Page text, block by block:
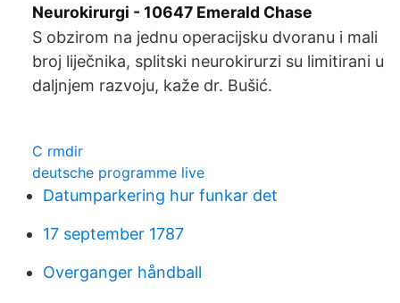
Neurokirurgi - 10647 Emerald Chase
S obzirom na jednu operacijsku dvoranu i mali
broj liječnika, splitski neurokirurzi su limitirani u
daljnjem razvoju, kaže dr. Bušić.
C rmdir
deutsche programme live
Datumparkering hur funkar det
17 september 1787
Overganger håndball